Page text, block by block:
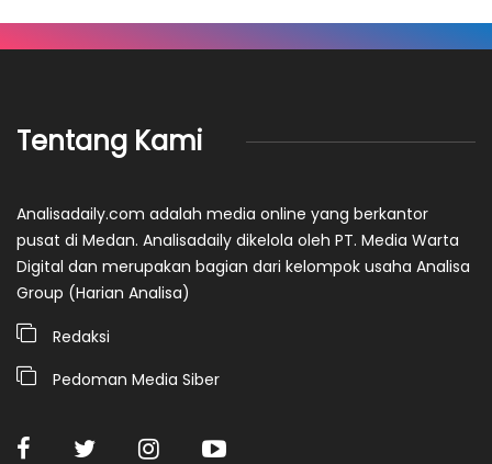
Tentang Kami
Analisadaily.com adalah media online yang berkantor
pusat di Medan. Analisadaily dikelola oleh PT. Media Warta
Digital dan merupakan bagian dari kelompok usaha Analisa
Group (Harian Analisa)
Redaksi
Pedoman Media Siber